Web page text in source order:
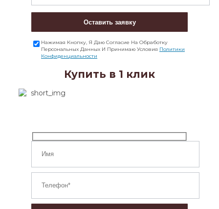
Оставить заявку
Нажимая Кнопку, Я Даю Согласие На Обработку
Персональных Данных И Принимаю Условия Политики
Конфиденциальности
Купить в 1 клик